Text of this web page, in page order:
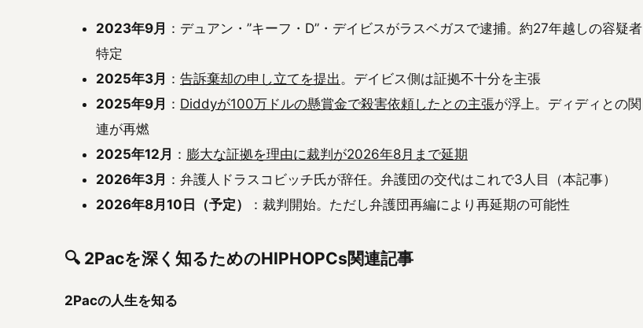
2023年9月 ：デュアン・”キーフ・D”・デイビスがラスベガスで逮捕。約27年越しの容疑者
特定
2025年3月 ： 告訴棄却の申し立てを提出。デイビス側は証拠不十分を主張
2025年9月 ： Diddyが100万ドルの懸賞金で殺害依頼したとの主張が浮上。ディディとの関
連が再燃
2025年12月 ： 膨大な証拠を理由に裁判が2026年8月まで延期
2026年3月 ：弁護人ドラスコビッチ氏が辞任。弁護団の交代はこれで3人目（本記事）
2026年8月10日（予定）
：裁判開始。ただし弁護団再編により再延期の可能性
🔍 2Pacを深く知るためのHIPHOPCs関連記事
2Pacの人生を知る